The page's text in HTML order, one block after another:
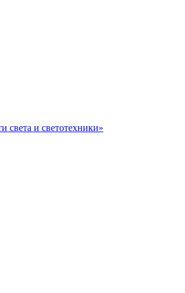
света и светотехники»